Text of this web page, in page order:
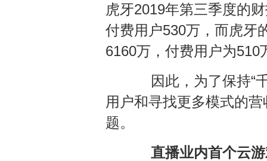
虎牙2019年第三季度的
付费用户530万，而虎牙
6160万，付费用户为
因此，为了保持“千
用户和寻找更多模式的
题。
直播业内首个云